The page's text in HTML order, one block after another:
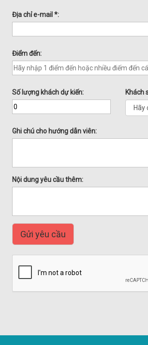
Địa chỉ e-mail *:
Điểm đến:
Số lượng khách dự kiến: Khách
Ghi chú cho hướng dẫn viên:
Nội dung yêu cầu thêm:
Gửi yêu cầu